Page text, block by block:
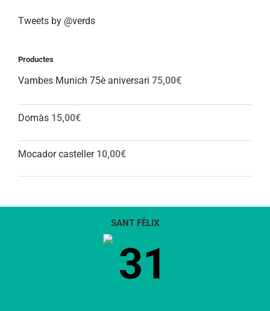
Tweets by @verds
Productes
Vambes Munich 75è aniversari 75,00€
Domàs 15,00€
Mocador casteller 10,00€
SANT FÈLIX
31